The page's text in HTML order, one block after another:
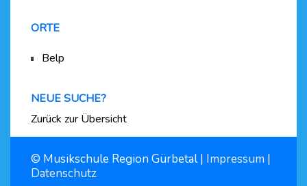
ORTE
Belp
NEUE SUCHE?
Zurück zur Übersicht
© Musikschule Region Gürbetal | Impressum |
Datenschutz